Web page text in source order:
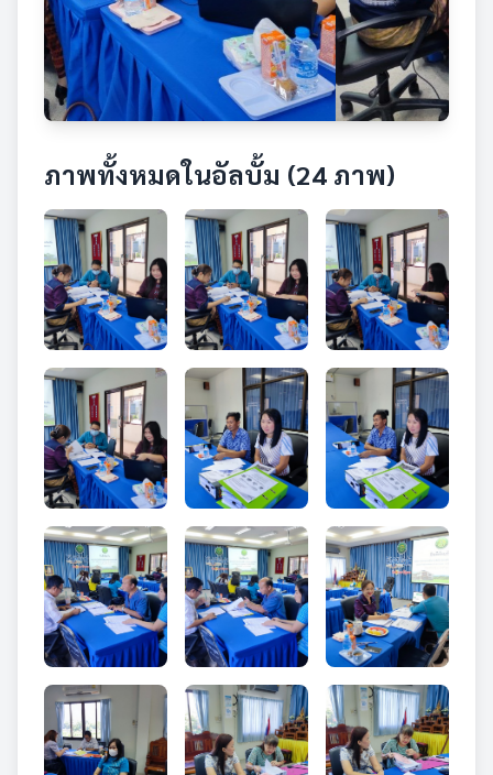
ภาพทั้งหมดในอัลบั้ม (24 ภาพ)